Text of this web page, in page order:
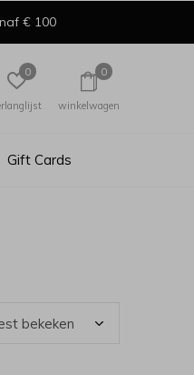
Gift Cards
0
winkelwagen
0
€ 100